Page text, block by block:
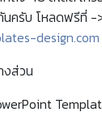
นครับ โหลดฟรีที่ -
design.com
งส่วน